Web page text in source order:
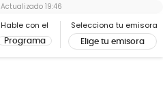
Hable con el
Programa
Selecciona tu emisora
Elige tu emisora
Actualizado 19:46